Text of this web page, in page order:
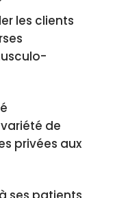
les clients
de
privées aux